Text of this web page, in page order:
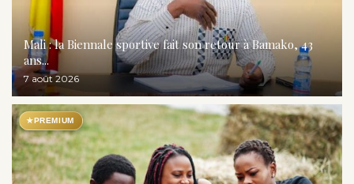
Mali : la Biennale sportive fait son retour à Bamako, 43
ans...
7 août 2026
★PREMIUM